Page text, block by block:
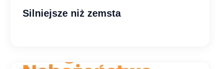
Silniejsze niż zemsta